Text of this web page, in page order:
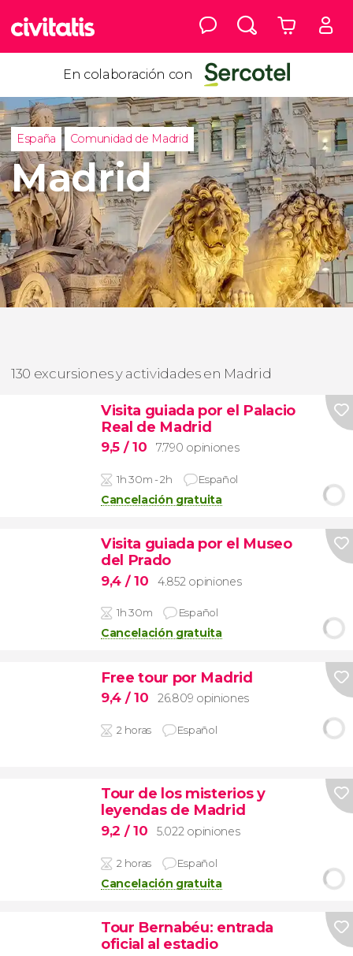
En colaboración con
España Comunidad de Madrid
Madrid
130 excursiones y actividades en Madrid
Visita guiada por el Palacio
Real de Madrid
9,5 / 10 7.790 opiniones
1h 30m - 2h Español
Cancelación gratuita
Visita guiada por el Museo
del Prado
9,4 / 10 4.852 opiniones
1h 30m Español
Cancelación gratuita
Free tour por Madrid
9,4 / 10 26.809 opiniones
2 horas Español
Tour de los misterios y
leyendas de Madrid
9,2 / 10 5.022 opiniones
2 horas Español
Cancelación gratuita
Tour Bernabéu: entrada
oficial al estadio